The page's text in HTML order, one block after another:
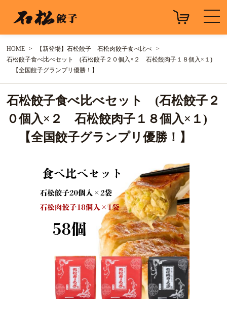
HOME
【新登場】石松餃子 石松肉餃子食べ比べ
石松餃子食べ比べセット (石松餃子２０個入×２ 石松餃肉子１８個入×１)
【全国餃子グランプリ優勝！】
石松餃子食べ比べセット (石松餃子２
０個入×２ 石松餃肉子１８個入×１)
【全国餃子グランプリ優勝！】